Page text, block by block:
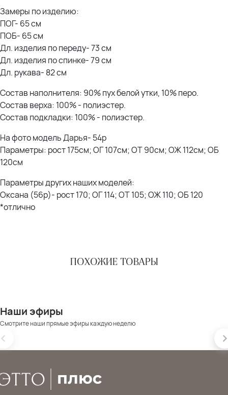
Замеры по изделию:
ПОГ- 65 см
ПОБ- 65 см
Дл. изделия по переду- 73 см
Дл. изделия по спинке- 79 см
Дл. рукава- 82 см
Состав наполнителя: 90% пух белой утки, 10% перо.
Состав верха: 100% - полиэстер.
Состав подкладки: 100% - полиэстер.
На фото модель Дарья- 54р
Параметры: рост 175см; ОГ 107см; ОТ 90см; ОЖ 112см; ОБ
120см
Параметры других наших моделей:
Оксана (56р)- рост 170; ОГ 114; ОТ 105; ОЖ 110; ОБ 120
*отлично
ПОХОЖИЕ ТОВАРЫ
Наши эфиры
Смотрите наши прямые эфиры каждую неделю